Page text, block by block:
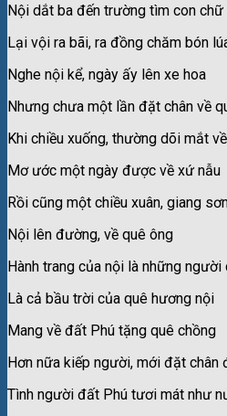
Nội dắt ba đến trường tìm con chữ
Lại vội ra bãi, ra đồng chăm bón
Nghe nội kể, ngày ấy lên xe hoa
Nhưng chưa một lần đặt chân về
Khi chiều xuống, thường dõi mắt
Mơ ước một ngày được về xứ nẫu
Rồi cũng một chiều xuân, giang
Nội lên đường, về quê ông
Hành trang của nội là những người
Là cả bầu trời của quê hương nội
Mang về đất Phú tặng quê chồng
Hơn nữa kiếp người, mới đặt chân
Tình người đất Phú tươi mát như